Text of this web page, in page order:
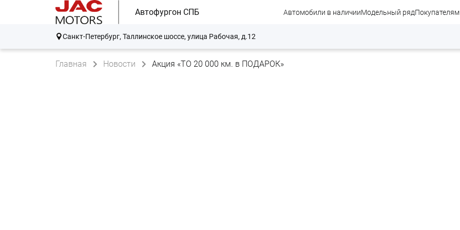
Автофургон СПБ Автомобили в наличииМодельный рядПокупателям
Санкт-Петербург, Таллинское шоссе, улица Рабочая, д.12
Главная Новости Акция «ТО 20 000 км. в ПОДАРОК»